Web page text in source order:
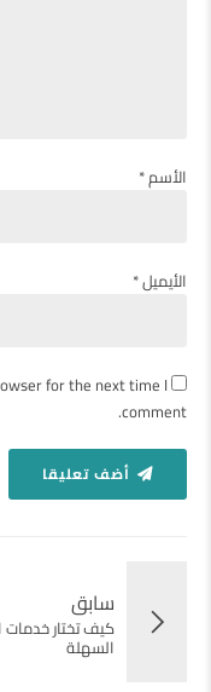
الأسم *
الأيميل *
for the next time I
comment.
أضف تعليقا
سابق
كيف تختار خدمات
السهلة